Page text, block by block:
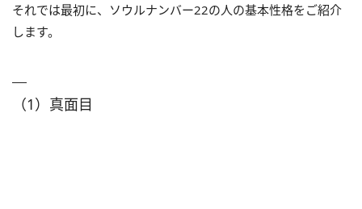
それでは最初に、ソウルナンバー22の人の基本性格をご紹介
します。
（1）真面目